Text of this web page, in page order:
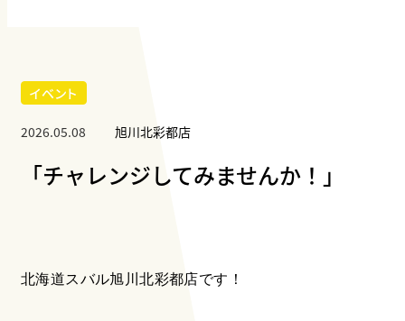
イベント
2026.05.08 旭川北彩都店
「チャレンジしてみませんか！」
北海道スバル旭川北彩都店です！